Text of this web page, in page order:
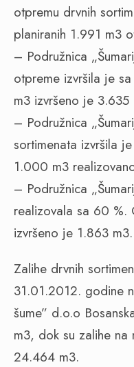
otpremu drvnih
planiranih 1.991 m3
– Podružnica
otpreme izvršila je
m3 izvršeno je 3.635
– Podružnica
sortimenata izvršila
1.000 m3
– Podružnica
realizovala sa 60 %.
izvršeno je 1.863 m3.
Zalihe drvnih
31.01.2012. godine
šume” d.o.o
m3, dok su zalihe na
24.464 m3.